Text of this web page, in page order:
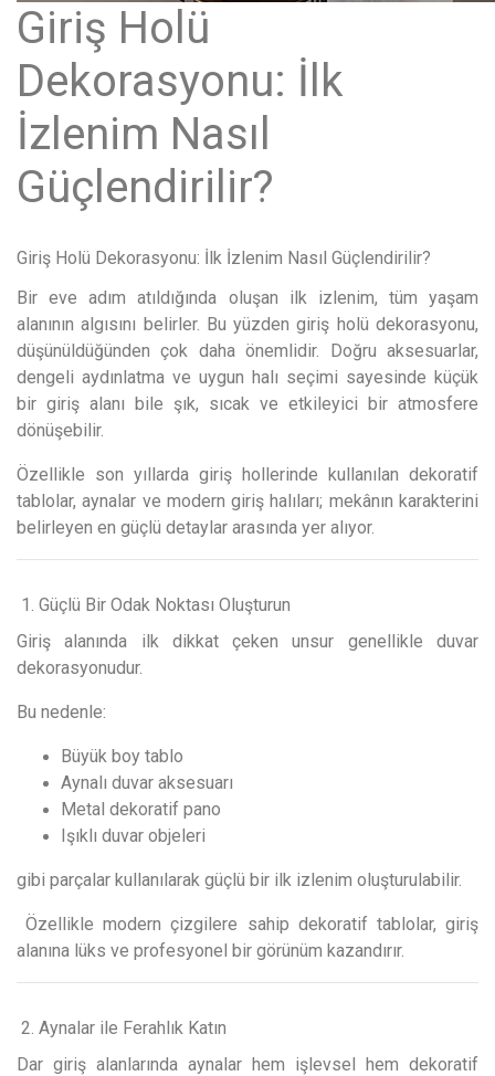
Giriş Holü
Dekorasyonu: İlk
İzlenim Nasıl
Güçlendirilir?
Giriş Holü Dekorasyonu: İlk İzlenim Nasıl Güçlendirilir?
Bir eve adım atıldığında oluşan ilk izlenim, tüm yaşam
alanının algısını belirler. Bu yüzden giriş holü dekorasyonu,
düşünüldüğünden çok daha önemlidir. Doğru aksesuarlar,
dengeli aydınlatma ve uygun halı seçimi sayesinde küçük
bir giriş alanı bile şık, sıcak ve etkileyici bir atmosfere
dönüşebilir.
Özellikle son yıllarda giriş hollerinde kullanılan dekoratif
tablolar, aynalar ve modern giriş halıları; mekânın karakterini
belirleyen en güçlü detaylar arasında yer alıyor.
1. Güçlü Bir Odak Noktası Oluşturun
Giriş alanında ilk dikkat çeken unsur genellikle duvar
dekorasyonudur.
Bu nedenle:
Büyük boy tablo
Aynalı duvar aksesuarı
Metal dekoratif pano
Işıklı duvar objeleri
gibi parçalar kullanılarak güçlü bir ilk izlenim oluşturulabilir.
Özellikle modern çizgilere sahip dekoratif tablolar, giriş
alanına lüks ve profesyonel bir görünüm kazandırır.
2. Aynalar ile Ferahlık Katın
Dar giriş alanlarında aynalar hem işlevsel hem dekoratif